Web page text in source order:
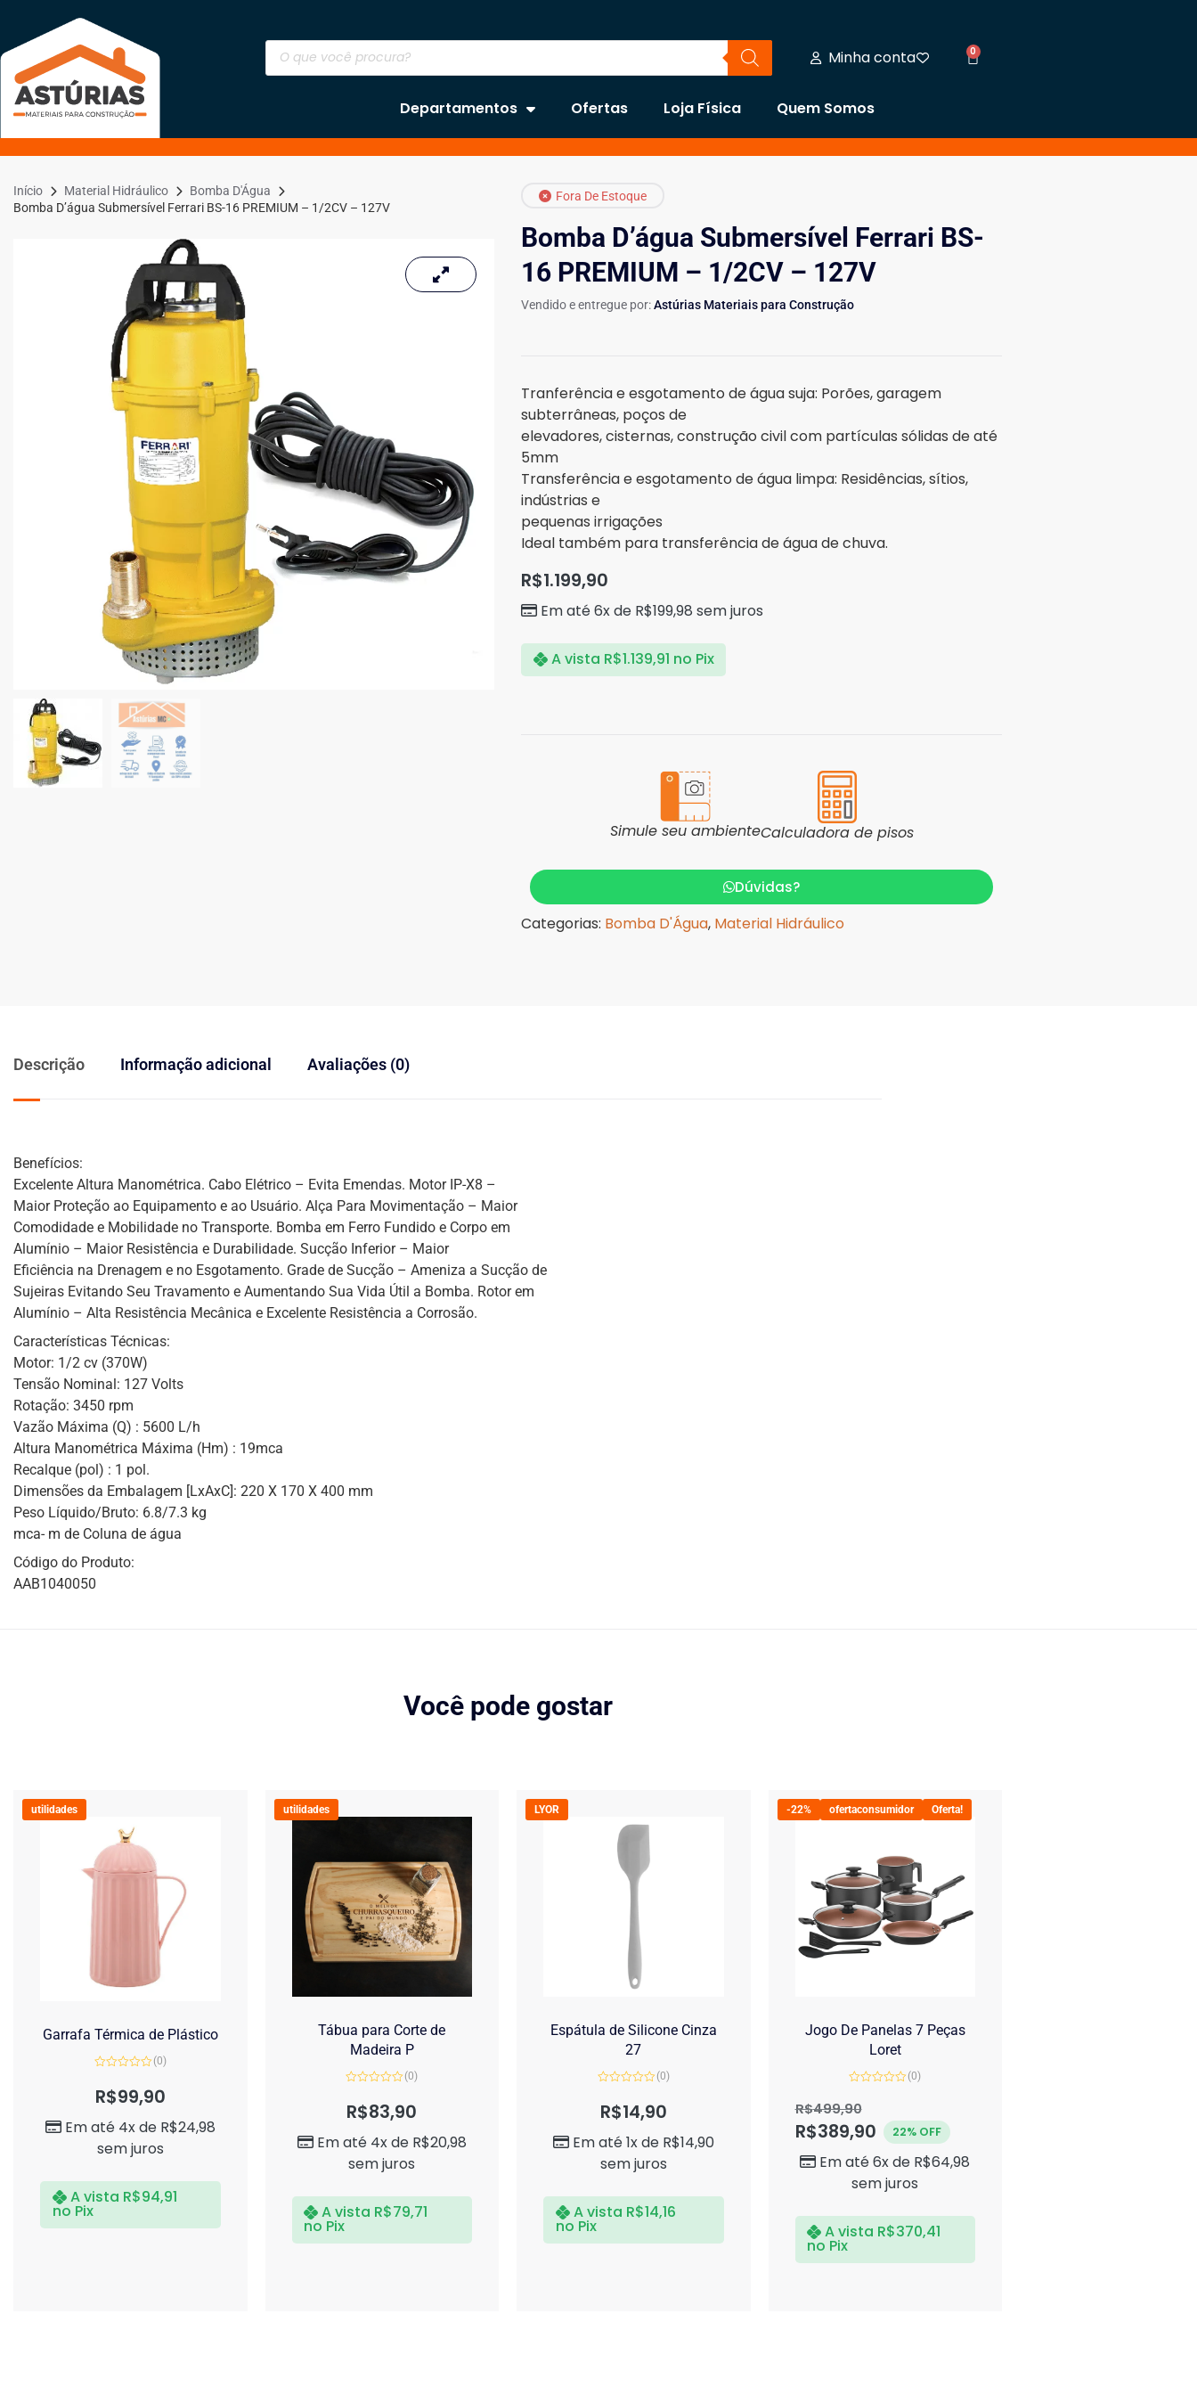
Minha conta 0
Departamentos Ofertas Loja Física Quem Somos
Início Material Hidráulico
Bomba D'Água
Bomba D’água Submersível Ferrari BS-16 PREMIUM – 1/2CV – 127V
Fora De Estoque
Bomba D’água Submersível Ferrari BS-
16 PREMIUM – 1/2CV – 127V
Vendido e entregue por:Astúrias Materiais para Construção
Tranferência e esgotamento de água suja: Porões, garagem
subterrâneas, poços de
elevadores, cisternas, construção civil com partículas sólidas de até
5mm
Transferência e esgotamento de água limpa: Residências, sítios,
indústrias e
pequenas irrigações
Ideal também para transferência de água de chuva.
R$1.199,90
Em até 6x de R$199,98 sem juros
A vista R$1.139,91 no Pix
Simule seu ambienteCalculadora de pisos
Dúvidas?
Categorias: Bomba D'Água, Material Hidráulico
Descrição Informação adicional Avaliações (0)
Benefícios:
Excelente Altura Manométrica. Cabo Elétrico – Evita Emendas. Motor IP-X8 –
Maior Proteção ao Equipamento e ao Usuário. Alça Para Movimentação – Maior
Comodidade e Mobilidade no Transporte. Bomba em Ferro Fundido e Corpo em
Alumínio – Maior Resistência e Durabilidade. Sucção Inferior – Maior
Eficiência na Drenagem e no Esgotamento. Grade de Sucção – Ameniza a Sucção de
Sujeiras Evitando Seu Travamento e Aumentando Sua Vida Útil a Bomba. Rotor em
Alumínio – Alta Resistência Mecânica e Excelente Resistência a Corrosão.
Características Técnicas:
Motor: 1/2 cv (370W)
Tensão Nominal: 127 Volts
Rotação: 3450 rpm
Vazão Máxima (Q) : 5600 L/h
Altura Manométrica Máxima (Hm) : 19mca
Recalque (pol) : 1 pol.
Dimensões da Embalagem [LxAxC]: 220 X 170 X 400 mm
Peso Líquido/Bruto: 6.8/7.3 kg
mca- m de Coluna de água
Código do Produto:
AAB1040050
Você pode gostar
utilidades
Garrafa Térmica de Plástico
de
(0)
R$99,90
Em até 4x de R$24,98
sem juros
A vista R$94,91
no Pix
utilidades
Tábua para Corte de
Madeira P
de
(0)
R$83,90
Em até 4x de R$20,98
sem juros
A vista R$79,71
no Pix
LYOR
Espátula de Silicone Cinza
27
de
(0)
R$14,90
Em até 1x de R$14,90
sem juros
A vista R$14,16
no Pix
-22% ofertaconsumidor Oferta!
Jogo De Panelas 7 Peças
Loret
0
de
(0)
R$499,90
R$389,90 22% OFF
Em até 6x de R$64,98
sem juros
A vista R$370,41
no Pix